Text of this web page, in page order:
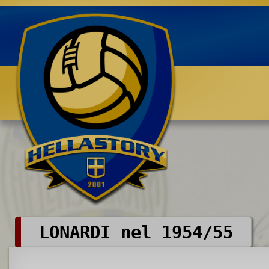
Benvenuti su HELLASTORY.net
LONARDI nel 1954/55